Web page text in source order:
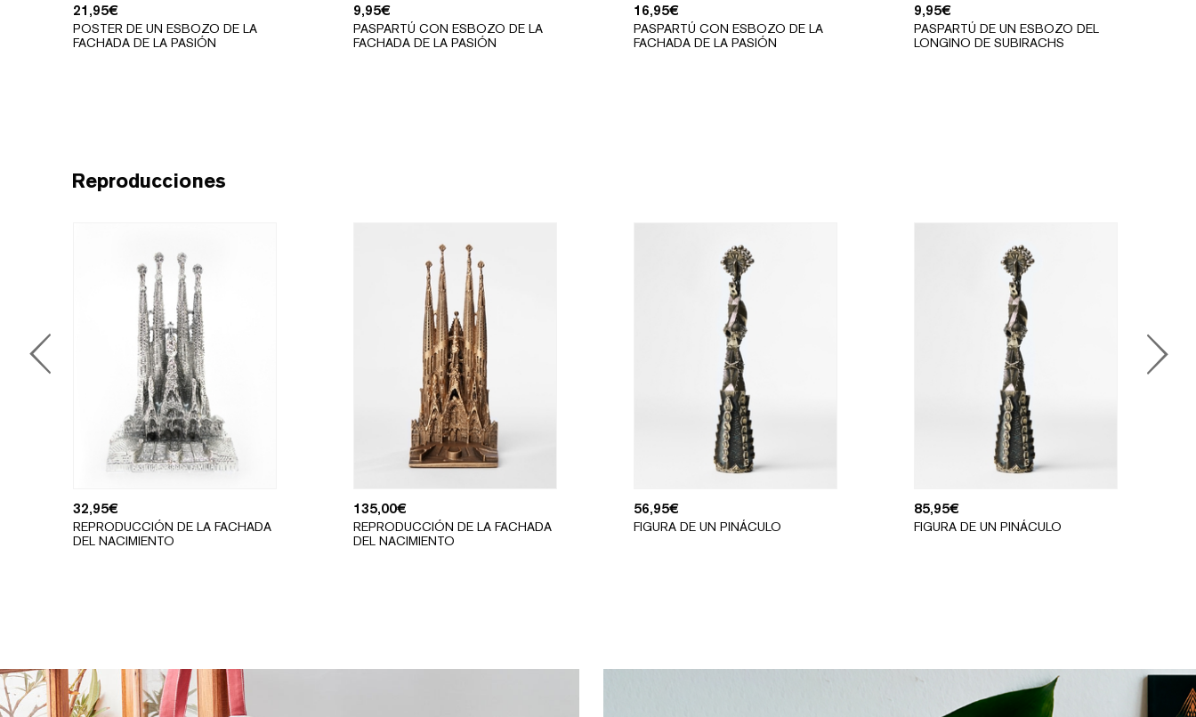
21,95€
POSTER DE UN ESBOZO DE LA
FACHADA DE LA PASIÓN
9,95€
PASPARTÚ CON ESBOZO DE LA
FACHADA DE LA PASIÓN
16,95€
PASPARTÚ CON ESBOZO DE LA
FACHADA DE LA PASIÓN
9,95€
PASPARTÚ DE UN ESBOZO DEL
LONGINO DE SUBIRACHS
Reproducciones
32,95€
REPRODUCCIÓN DE LA FACHADA
DEL NACIMIENTO
135,00€
REPRODUCCIÓN DE LA FACHADA
DEL NACIMIENTO
56,95€
FIGURA DE UN PINÁCULO
85,95€
FIGURA DE UN PINÁCULO